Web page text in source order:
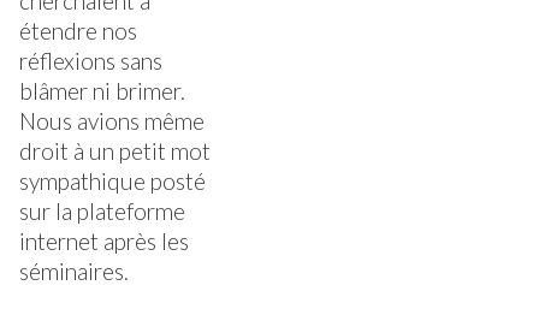
étendre nos
réflexions sans
blâmer ni brimer.
Nous avions même
droit à un petit mot
sympathique posté
sur la plateforme
internet après les
séminaires.